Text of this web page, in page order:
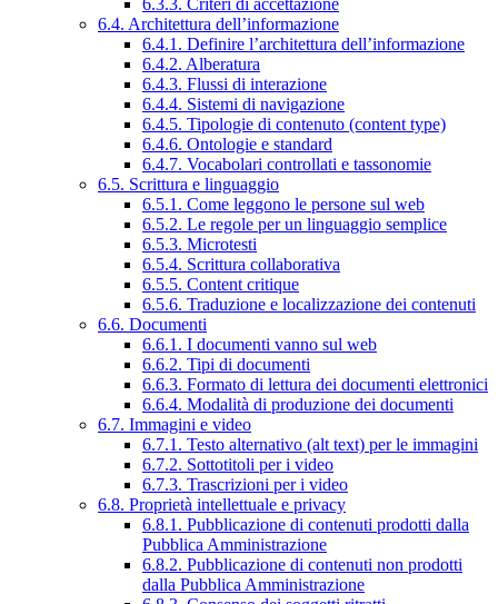
6.4. Architettura dell’informazione
6.4.1. Definire l’architettura dell’informazione
6.4.2. Alberatura
6.4.3. Flussi di interazione
6.4.4. Sistemi di navigazione
6.4.5. Tipologie di contenuto (content type)
6.4.6. Ontologie e standard
6.4.7. Vocabolari controllati e tassonomie
6.5. Scrittura e linguaggio
6.5.1. Come leggono le persone sul web
6.5.2. Le regole per un linguaggio semplice
6.5.3. Microtesti
6.5.4. Scrittura collaborativa
6.5.5. Content critique
6.5.6. Traduzione e localizzazione dei contenuti
6.6. Documenti
6.6.1. I documenti vanno sul web
6.6.2. Tipi di documenti
6.6.3. Formato di lettura dei documenti elettronici
6.6.4. Modalità di produzione dei documenti
6.7. Immagini e video
6.7.1. Testo alternativo (alt text) per le immagini
6.7.2. Sottotitoli per i video
6.7.3. Trascrizioni per i video
6.8. Proprietà intellettuale e privacy
6.8.1. Pubblicazione di contenuti prodotti dalla
Pubblica Amministrazione
6.8.2. Pubblicazione di contenuti non prodotti
dalla Pubblica Amministrazione